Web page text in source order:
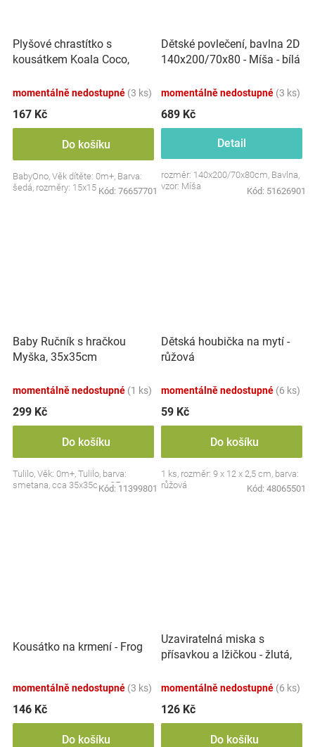
Plyšové chrastítko s
kousátkem Koala Coco,
momentálně nedostupné (3 ks)
167 Kč
Do košíku
BabyOno, Věk dítěte: 0m+, Barva:
šedá, rozměry: 15x15 cm.
Kód: 76657701
Dětské povlečení, bavlna 2D
140x200/70x80 - Míša - bílá
momentálně nedostupné (3 ks)
689 Kč
Detail
rozměr: 140x200/70x80cm, Bavlna,
vzor: Míša
Kód: 51626901
Baby Ručník s hračkou
Myška, 35x35cm
momentálně nedostupné (1 ks)
299 Kč
Do košíku
Tulilo, Věk: 0m+, Tulilo, barva:
smetana, cca 35x35cm, CE
Kód: 11399801
Dětská houbička na mytí -
růžová
momentálně nedostupné (6 ks)
59 Kč
Do košíku
1 ks, rozměr: 9 x 12 x 2,5 cm, barva:
růžová
Kód: 48065501
Kousátko na krmení - Frog
momentálně nedostupné (3 ks)
146 Kč
Do košíku
Uzaviratelná miska s
přísavkou a lžičkou - žlutá,
momentálně nedostupné (6 ks)
126 Kč
Do košíku